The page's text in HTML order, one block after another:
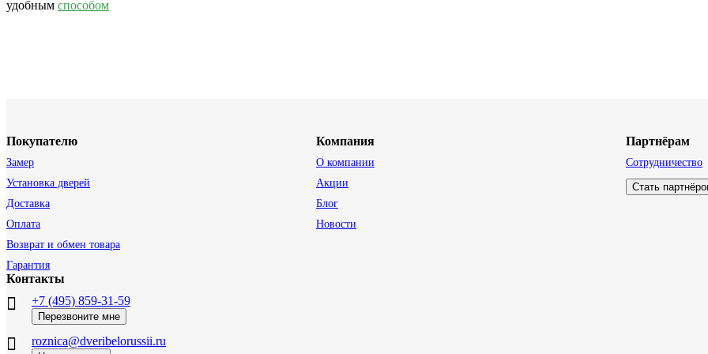
удобным способом
Покупателю
Замер
Установка дверей
Доставка
Оплата
Возврат и обмен товара
Гарантия
Компания
О компании
Акции
Блог
Новости
Партнёрам
Сотрудничество
Стать
Контакты
+7 (495) 859-31-59
Перезвоните мне
roznica@dveribelorussii.ru